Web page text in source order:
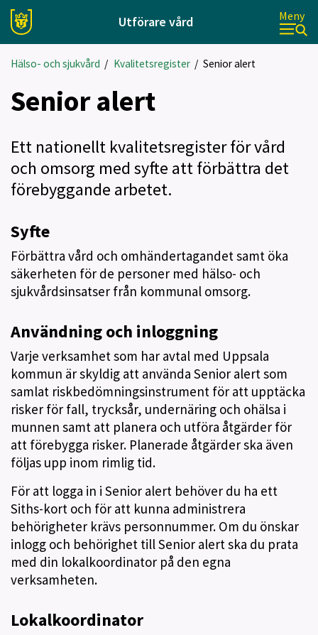
Utförare vård Meny
Hälso- och sjukvård / Kvalitetsregister/ Senior alert
Senior alert
Ett nationellt kvalitetsregister för vård
och omsorg med syfte att förbättra det
förebyggande arbetet.
Syfte
Förbättra vård och omhändertagandet samt öka
säkerheten för de personer med hälso- och
sjukvårdsinsatser från kommunal omsorg.
Användning och inloggning
Varje verksamhet som har avtal med Uppsala
kommun är skyldig att använda Senior alert som
samlat riskbedömningsinstrument för att upptäcka
risker för fall, trycksår, undernäring och ohälsa i
munnen samt att planera och utföra åtgärder för
att förebygga risker. Planerade åtgärder ska även
följas upp inom rimlig tid.
För att logga in i Senior alert behöver du ha ett
Siths-kort och för att kunna administrera
behörigheter krävs personnummer. Om du önskar
inlogg och behörighet till Senior alert ska du prata
med din lokalkoordinator på den egna
verksamheten.
Lokalkoordinator